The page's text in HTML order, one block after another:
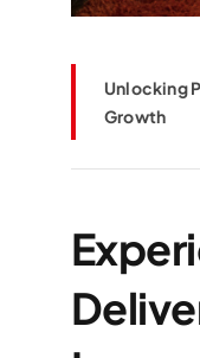
Unlocking
Growth